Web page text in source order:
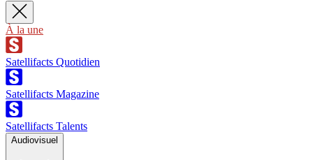
À la une
Satellifacts Quotidien
Satellifacts Magazine
Satellifacts Talents
Audiovisuel